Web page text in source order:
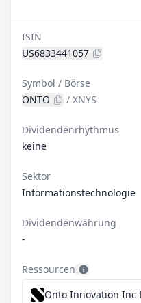
ISIN
US6833441057
Symbol / Börse
ONTO
/ XNYS
Dividendenrhythmus
keine
Sektor
Informationstechnologie
Dividendenwährung
-
Ressourcen